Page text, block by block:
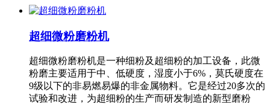
超细微粉磨粉机
超细微粉磨粉机是一种细粉及超细粉的加工设备，此微
粉磨主要适用于中、低硬度，湿度小于6%，莫氏硬度在
9级以下的非易燃易爆的非金属物料。它是经过20多次的
试验和改进，为超细粉的生产而研发制造的新型磨粉